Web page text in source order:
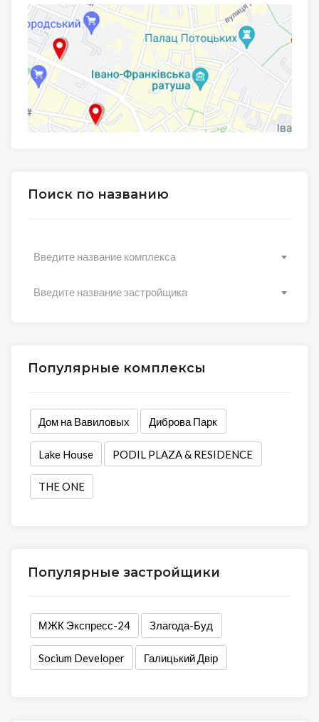
Поиск по названию
Введите название комплекса
Введите название застройщика
Популярные комплексы
Дом на Вавиловых Диброва Парк
Lake House PODIL PLAZA & RESIDENCE
THE ONE
Популярные застройщики
МЖК Экспресс-24 Злагода-Буд
Socium Developer Галицький Двір